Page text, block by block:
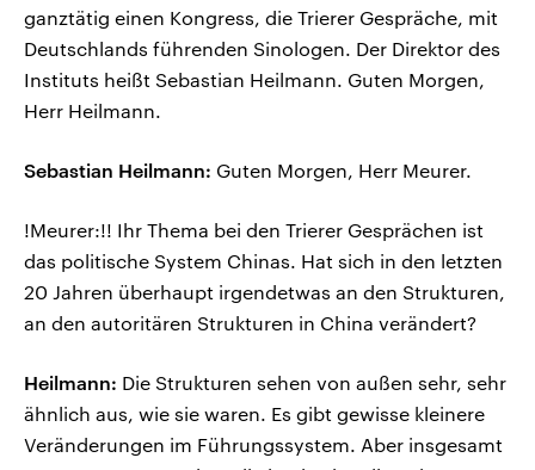
ganztätig einen Kongress, die Trierer Gespräche, mit
Deutschlands führenden Sinologen. Der Direktor des
Instituts heißt Sebastian Heilmann. Guten Morgen,
Herr Heilmann.
Sebastian Heilmann: Guten Morgen, Herr Meurer.
!Meurer:!! Ihr Thema bei den Trierer Gesprächen ist
das politische System Chinas. Hat sich in den letzten
20 Jahren überhaupt irgendetwas an den Strukturen,
an den autoritären Strukturen in China verändert?
Heilmann: Die Strukturen sehen von außen sehr, sehr
ähnlich aus, wie sie waren. Es gibt gewisse kleinere
Veränderungen im Führungssystem. Aber insgesamt